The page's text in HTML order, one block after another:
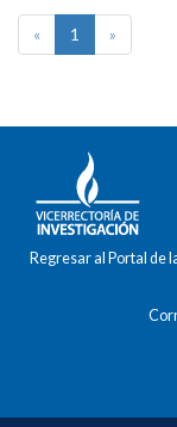
« 1 »
Regresar al Portal de